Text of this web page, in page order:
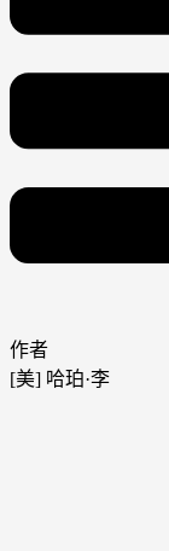
作者
[美] 哈珀·李